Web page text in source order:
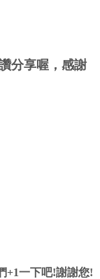
分享喔，感謝
+1一下吧!謝謝您!